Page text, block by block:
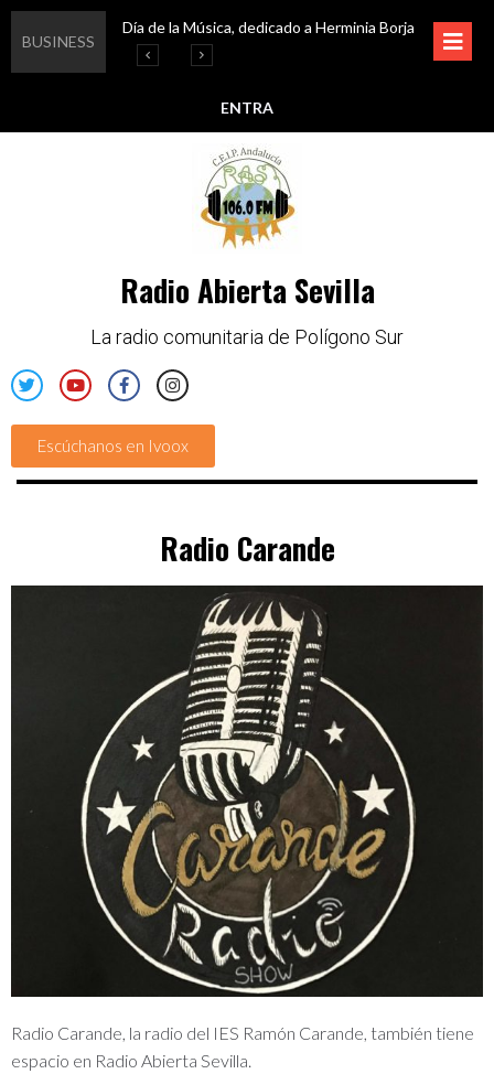
BUSINESS
Día de la Música, dedicado a Herminia Borja
Educar en igualdad, para un futuro sin machismo Esta semana disfruta de oferta cultural en Asociación Solidaridad
Igualando al Sur, el cuidado y la limpieza del entorno
ENTRA
Radio Abierta Sevilla
La radio comunitaria de Polígono Sur
Escúchanos en Ivoox
Radio Carande
Radio Carande, la radio del IES Ramón Carande, también tiene
espacio en Radio Abierta Sevilla.